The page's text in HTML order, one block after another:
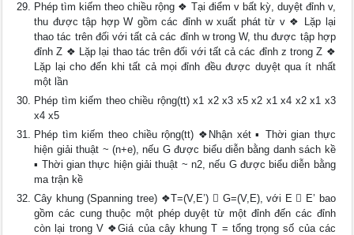
Phép tìm kiếm theo chiều rộng ❖ Tại điểm v bất kỳ, duyệt đỉnh v,
thu được tập hợp W gồm các đỉnh w xuất phát từ v ❖ Lặp lại
thao tác trên đối với tất cả các đỉnh w trong W, thu được tập hợp
đỉnh Z ❖ Lặp lại thao tác trên đối với tất cả các đỉnh z trong Z ❖
Lặp lại cho đến khi tất cả mọi đỉnh đều được duyệt qua ít nhất
một lần
Phép tìm kiếm theo chiều rộng(tt) x1 x2 x3 x5 x2 x1 x4 x2 x1 x3
x4 x5
Phép tìm kiếm theo chiều rộng(tt) ❖Nhận xét ▪ Thời gian thực
hiện giải thuật ~ (n+e), nếu G được biểu diễn bằng danh sách kề
▪ Thời gian thực hiện giải thuật ~ n2, nếu G được biểu diễn bằng
ma trận kề
Cây khung (Spanning tree) ❖T=(V,E’)  G=(V,E), với E  E’ bao
gồm các cung thuộc một phép duyệt từ một đỉnh đến các đỉnh
còn lại trong V ❖Giá của cây khung T = tổng trọng số của các